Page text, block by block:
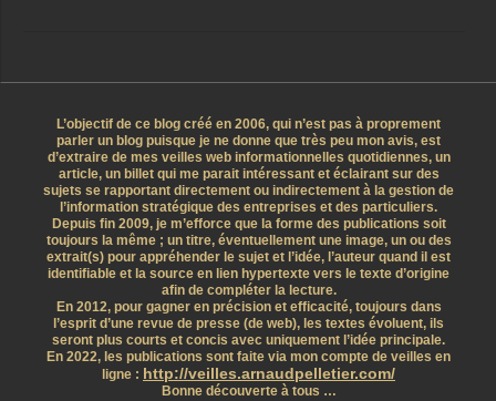
L’objectif de ce blog créé en 2006, qui n’est pas à proprement
parler un blog puisque je ne donne que très peu mon avis, est
d’extraire de mes veilles web informationnelles quotidiennes, un
article, un billet qui me parait intéressant et éclairant sur des
sujets se rapportant directement ou indirectement à la gestion de
l’information stratégique des entreprises et des particuliers.
Depuis fin 2009, je m’efforce que la forme des publications soit
toujours la même ; un titre, éventuellement une image, un ou des
extrait(s) pour appréhender le sujet et l’idée, l’auteur quand il est
identifiable et la source en lien hypertexte vers le texte d’origine
afin de compléter la lecture.
En 2012, pour gagner en précision et efficacité, toujours dans
l’esprit d’une revue de presse (de web), les textes évoluent, ils
seront plus courts et concis avec uniquement l’idée principale.
En 2022, les publications sont faite via mon compte de veilles en
ligne : http://veilles.arnaudpelletier.com/
Bonne découverte à tous …